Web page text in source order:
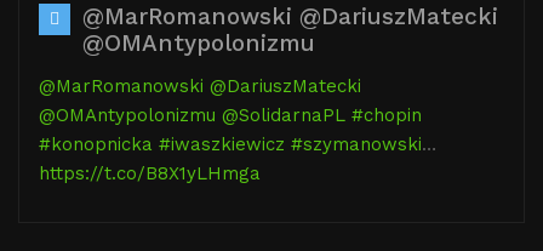
@MarRomanowski @DariuszMatecki
@OMAntypolonizmu
@MarRomanowski @DariuszMatecki
@OMAntypolonizmu @SolidarnaPL #chopin
#konopnicka #iwaszkiewicz #szymanowski…
https://t.co/B8X1yLHmga